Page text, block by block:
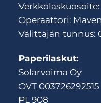
Verkkolaskuosoite:
Operaattori:
Välittäjän tunnus:
Paperilaskut:
Solarvoima Oy
OVT 003726292515
PL 908